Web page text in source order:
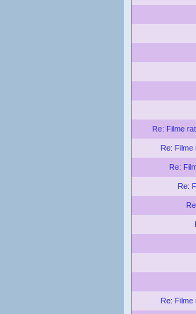
Re: Filme
Re: Filme
Re:
Re:
Re: Filme